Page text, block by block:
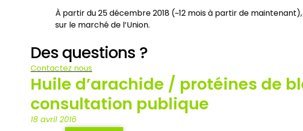
À partir du 25 décembre 2018 (~12 mois à partir de
sur le marché de l’Union.
Des questions ?
Contactez nous
Huile d’arachide / protéines de
consultation publique
18 avril 2016